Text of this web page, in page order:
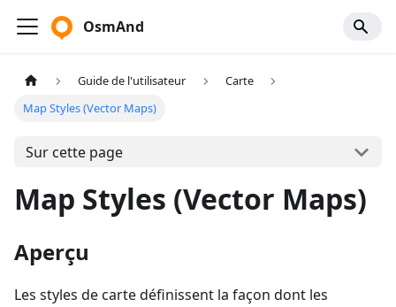
OsmAnd
Guide de l'utilisateur
Carte
Map Styles (Vector Maps)
Sur cette page
Map Styles (Vector Maps)
Aperçu
Les styles de carte définissent la façon dont les